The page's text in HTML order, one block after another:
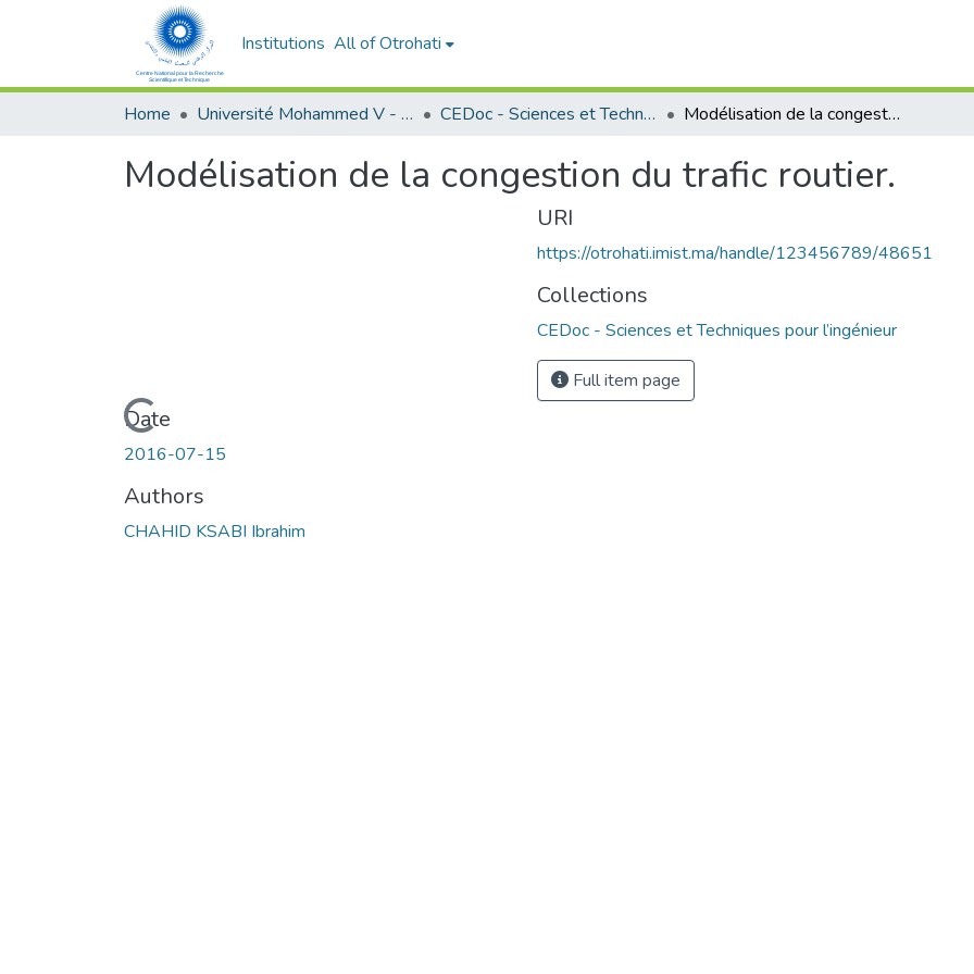
Institutions All of Otrohati
Home Université Mohammed V - Rabat CEDoc - Sciences et Techniques pour l’ingénieur Modélisation de la congestion du trafic routier.
Modélisation de la congestion du trafic routier.
Loading...
Date
2016-07-15
Authors
CHAHID KSABI Ibrahim
URI
https://otrohati.imist.ma/handle/123456789/48651
Collections
CEDoc - Sciences et Techniques pour l’ingénieur
Full item page